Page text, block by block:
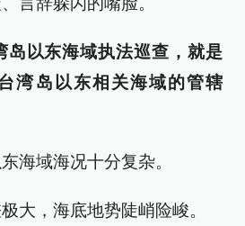
岛以东海域执法巡查，就是
湾岛以东相关海域的管辖
海域海况十分复杂。
大，海底地势陡峭险峻。